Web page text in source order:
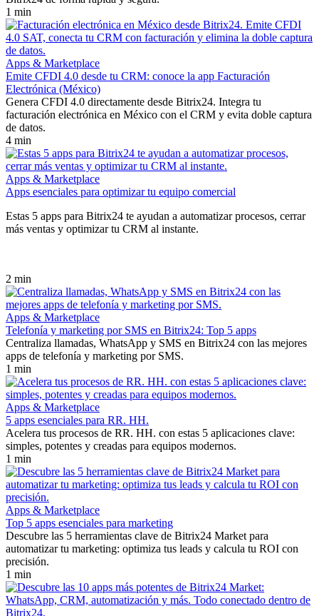
1 min
Apps & Marketplace
Emite CFDI 4.0 desde tu CRM: conoce la app Facturación
Electrónica (México)
Genera CFDI 4.0 directamente desde Bitrix24. Integra tu
facturación electrónica en México con el CRM y evita doble captura
de datos.
4 min
Apps & Marketplace
Apps esenciales para optimizar tu equipo comercial
Estas 5 apps para Bitrix24 te ayudan a automatizar procesos, cerrar
más ventas y optimizar tu CRM al instante.
2 min
Apps & Marketplace
Telefonía y marketing por SMS en Bitrix24: Top 5 apps
Centraliza llamadas, WhatsApp y SMS en Bitrix24 con las mejores
apps de telefonía y marketing por SMS.
1 min
Apps & Marketplace
5 apps esenciales para RR. HH.
Acelera tus procesos de RR. HH. con estas 5 aplicaciones clave:
simples, potentes y creadas para equipos modernos.
1 min
Apps & Marketplace
Top 5 apps esenciales para marketing
Descubre las 5 herramientas clave de Bitrix24 Market para
automatizar tu marketing: optimiza tus leads y calcula tu ROI con
precisión.
1 min